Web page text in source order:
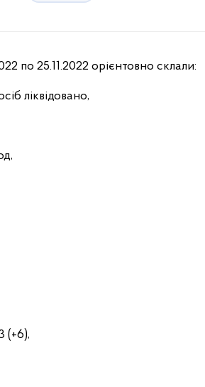
по 25.11.2022 орієнтовно склали:
ліквідовано,
(+6),